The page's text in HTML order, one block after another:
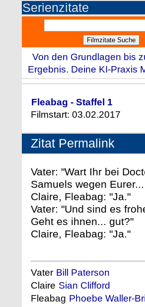
Serienzitate
Von den Grundlagen bis
Ergebnis. Deine KI-Praxis
Fleabag - Staffel 1
Filmstart: 03.02.2017
Zitat Permalink
Vater: "Wart Ihr bei
Samuels wegen
Claire, Fleabag: "Ja."
Vater: "Und sind es
Geht es ihnen... gut?"
Claire, Fleabag: "Ja."
Vater Bill Paterson
Claire Sian Clifford
Fleabag Phoebe Waller-